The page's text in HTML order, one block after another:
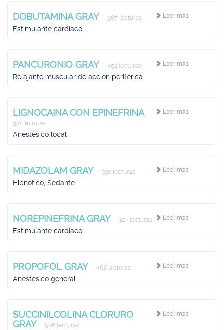
Leer más
DOBUTAMINA GRAY 987 lecturas
Estimulante cardíaco
Leer más
PANCURONIO GRAY 452 lecturas
Relajante muscular de acción periférica
Leer más
LIGNOCAINA CON EPINEFRINA
931 lecturas
Anestésico local
Leer más
MIDAZOLAM GRAY 330 lecturas
Hipnótico, Sedante
Leer más
NOREPINEFRINA GRAY 324 lecturas
Estimulante cardíaco
Leer más
PROPOFOL GRAY 468 lecturas
Anestésico general
Leer más
SUCCINILCOLINA CLORURO
GRAY
506 lecturas